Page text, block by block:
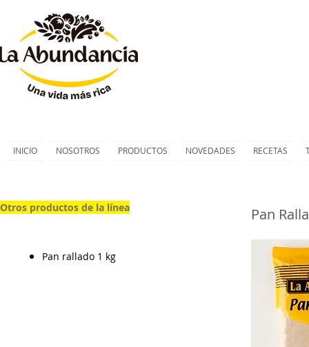
INICIO NOSOTROS PRODUCTOS NOVEDADES RECETAS
Otros productos de la línea
Pan rallado 1 kg
Pan